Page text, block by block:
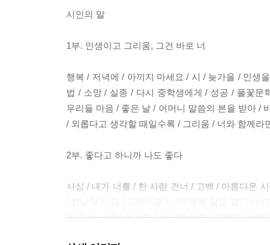
시인의 말
1부. 인생이고 그리움, 그건 바로 너
행복 / 저녁에 / 아끼지 마세요 / 시 / 늦가을 / 인생
법 / 소망 / 실종 / 다시 중학생에게 / 성공 / 풀꽃
우리들 마음 / 좋은 날 / 어머니 말씀의 본을 받아 /
/ 외롭다고 생각할 때일수록 / 그리움 / 너와 함께라
2부. 좋다고 하니까 나도 좋다
사십 / 내가 너를 / 한 사람 건너 / 고백 / 아름다운
두고 온 사랑 / 들국화 / 사랑에 답함 / 그래도 / 서